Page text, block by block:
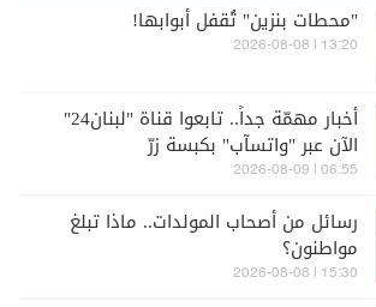
"محطات بنزين" تُقفل أبوابها!
13:20 | 2026-08-08
أخبار مهمّة جداً.. تابعوا قناة "لبنان24"
الآن عبر "واتسآب" بكبسة زرّ
06:55 | 2026-08-09
رسائل من أصحاب المولدات.. ماذا تبلغ
مواطنون؟
15:30 | 2026-08-08